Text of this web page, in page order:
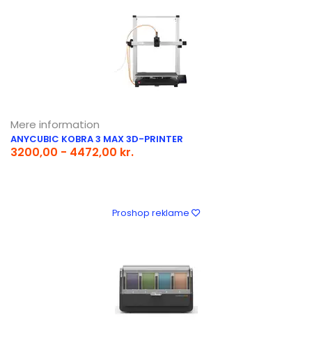
Mere information
ANYCUBIC KOBRA 3 MAX 3D-PRINTER
3200,00 - 4472,00 kr.
Proshop reklame